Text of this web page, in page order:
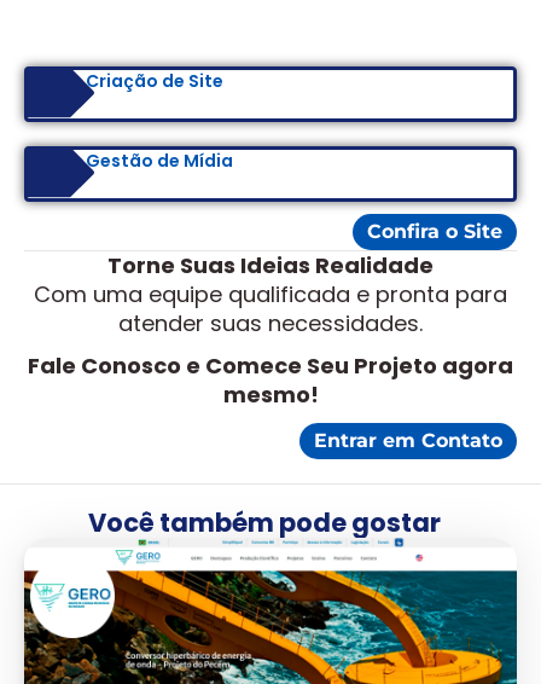
Criação de Site
Gestão de Mídia
Confira o Site
Torne Suas Ideias Realidade
Com uma equipe qualificada e pronta para
atender suas necessidades.
Fale Conosco e Comece Seu Projeto agora
mesmo!
Entrar em Contato
Você também pode gostar